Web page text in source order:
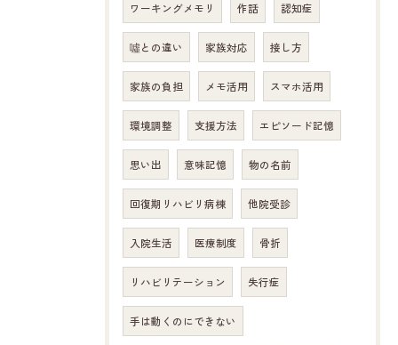
ワーキングメモリ 作話 認知症
噓との違い 家族対応 接し方
家族の負担 メモ活用 スマホ活用
環境調整 支援方法 エピソード記憶
思い出 意味記憶 物の名前
回復期リハビリ病棟 他院受診
入院生活 医療制度 骨折
リハビリテーション 失行症
手は動くのにできない